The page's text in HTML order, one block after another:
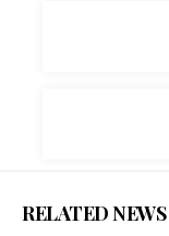
RELATED NEWS